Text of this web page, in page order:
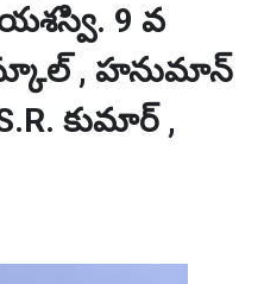
9 వ
, హనుమాన్
కుమార్ ,